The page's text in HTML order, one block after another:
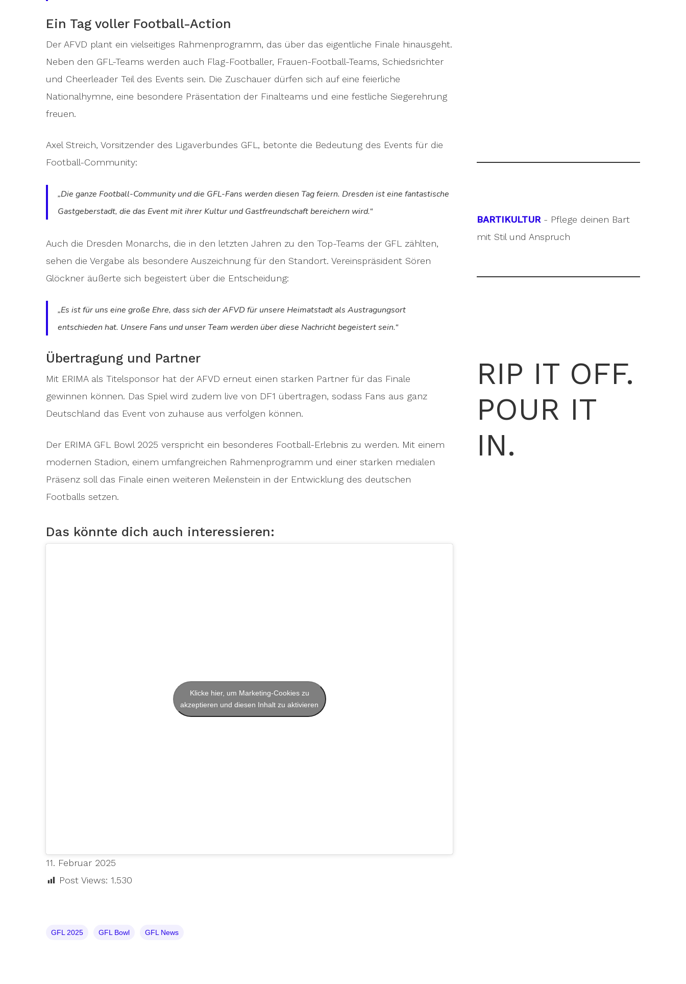
Ein Tag voller Football-Action
Der AFVD plant ein vielseitiges Rahmenprogramm, das über das eigentliche Finale hinausgeht.
Neben den GFL-Teams werden auch Flag-Footballer, Frauen-Football-Teams, Schiedsrichter
und Cheerleader Teil des Events sein. Die Zuschauer dürfen sich auf eine feierliche
Nationalhymne, eine besondere Präsentation der Finalteams und eine festliche Siegerehrung
freuen.
Axel Streich, Vorsitzender des Ligaverbundes GFL, betonte die Bedeutung des Events für die
Football-Community:
„Die ganze Football-Community und die GFL-Fans werden diesen Tag feiern. Dresden ist eine fantastische
Gastgeberstadt, die das Event mit ihrer Kultur und Gastfreundschaft bereichern wird.“
Auch die Dresden Monarchs, die in den letzten Jahren zu den Top-Teams der GFL zählten,
sehen die Vergabe als besondere Auszeichnung für den Standort. Vereinspräsident Sören
Glöckner äußerte sich begeistert über die Entscheidung:
„Es ist für uns eine große Ehre, dass sich der AFVD für unsere Heimatstadt als Austragungsort
entschieden hat. Unsere Fans und unser Team werden über diese Nachricht begeistert sein.“
Übertragung und Partner
Mit ERIMA als Titelsponsor hat der AFVD erneut einen starken Partner für das Finale
gewinnen können. Das Spiel wird zudem live von DF1 übertragen, sodass Fans aus ganz
Deutschland das Event von zuhause aus verfolgen können.
Der ERIMA GFL Bowl 2025 verspricht ein besonderes Football-Erlebnis zu werden. Mit einem
modernen Stadion, einem umfangreichen Rahmenprogramm und einer starken medialen
Präsenz soll das Finale einen weiteren Meilenstein in der Entwicklung des deutschen
Footballs setzen.
Das könnte dich auch interessieren:
Klicke hier, um Marketing-Cookies zu
akzeptieren und diesen Inhalt zu aktivieren
11. Februar 2025
Post Views: 1.530
GFL 2025 GFL Bowl GFL News
BARTIKULTUR- Pflege deinen Bart
mit Stil und Anspruch
RIP IT OFF.
POUR IT
IN.